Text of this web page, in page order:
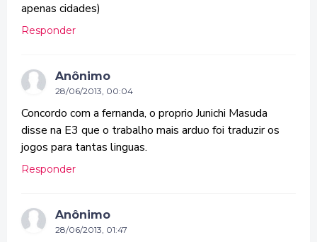
apenas cidades)
Responder
Anônimo
28/06/2013, 00:04
Concordo com a fernanda, o proprio Junichi Masuda
disse na E3 que o trabalho mais arduo foi traduzir os
jogos para tantas linguas.
Responder
Anônimo
28/06/2013, 01:47